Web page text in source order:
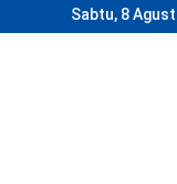
Sabtu, 8